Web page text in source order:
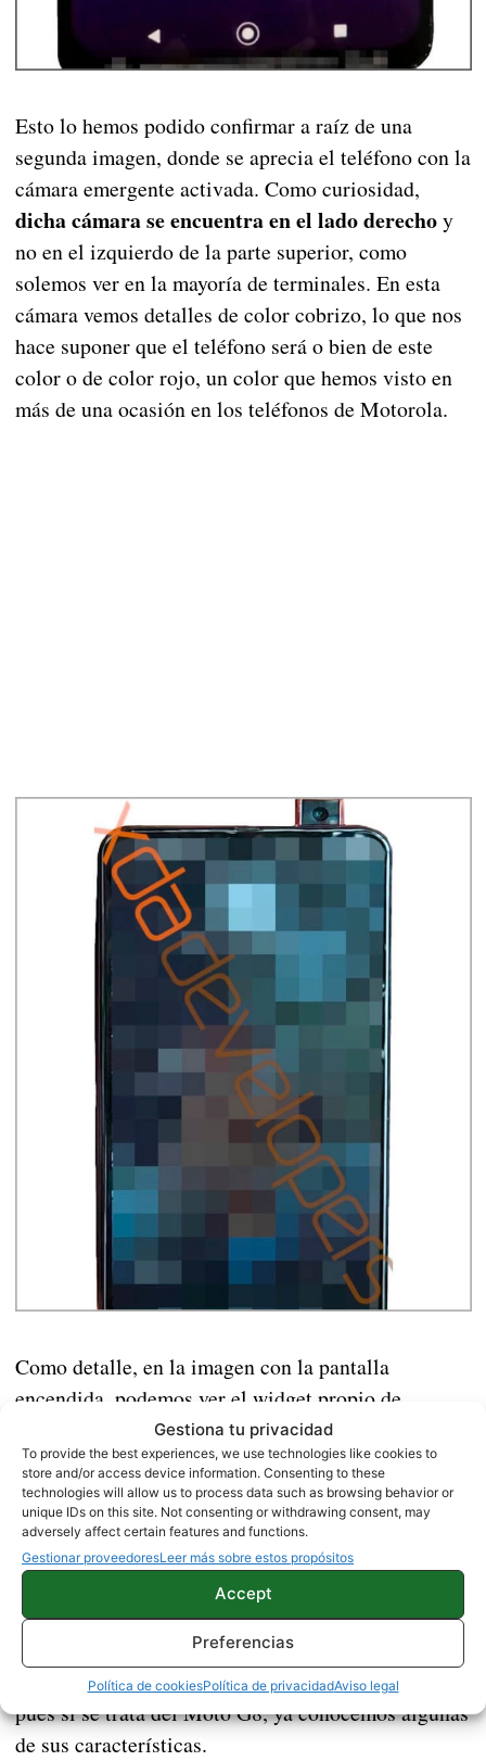
Gestiona tu privacidad
To provide the best experiences, we use technologies like cookies to
store and/or access device information. Consenting to these
technologies will allow us to process data such as browsing behavior or
unique IDs on this site. Not consenting or withdrawing consent, may
adversely affect certain features and functions.
Gestionar proveedoresLeer más sobre estos propósitos
Accept
Preferencias
Política de cookiesPolítica de privacidadAviso legal
Esto lo hemos podido confirmar a raíz de una
segunda imagen, donde se aprecia el teléfono con la
cámara emergente activada. Como curiosidad,
dicha cámara se encuentra en el lado derechoy
no en el izquierdo de la parte superior, como
solemos ver en la mayoría de terminales. En esta
cámara vemos detalles de color cobrizo, lo que nos
hace suponer que el teléfono será o bien de este
color o de color rojo, un color que hemos visto en
más de una ocasión en los teléfonos de Motorola.
Como detalle, en la imagen con la pantalla
encendida, podemos ver el widget propio de
Motorla, que podría ser indicativo de que este
terminal no cuente con Android One. De ser así, es
muy probable que perteneciese a la familia Moto G,
el Motorola Moto G8, como ya habíamos
predicho,pues estos modelos no cuentan con
Android One como versión del sistema, solo lo
hacen los Motorola One XXX, (menos el One
Zoom). Queda todavía mucho por conocer de este
teléfono, sobre todo el diseño de su parte trasera,
pues si se trata del Moto G8, ya conocemos algunas
de sus características.